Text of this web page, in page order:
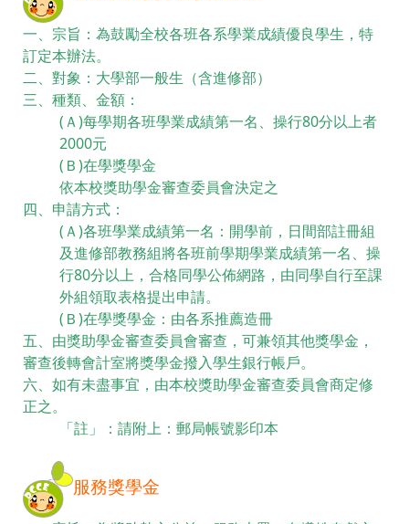
一、宗旨：為鼓勵全校各班各系學業成績優良學生，特
訂定本辦法。
二、對象：大學部一般生（含進修部）
三、種類、金額：
(Ａ)每學期各班學業成績第一名、操行80分以上者
2000元
(Ｂ)在學獎學金
依本校獎助學金審查委員會決定之
四、申請方式：
(Ａ)各班學業成績第一名：開學前，日間部註冊組
及進修部教務組將各班前學期學業成績第一名、操
行80分以上，合格同學公佈網路，由同學自行至課
外組領取表格提出申請。
(Ｂ)在學獎學金：由各系推薦造冊
五、由獎助學金審查委員會審查，可兼領其他獎學金，
審查後轉會計室將獎學金撥入學生銀行帳戶。
六、如有未盡事宜，由本校獎助學金審查委員會商定修
正之。
「註」：請附上：郵局帳號影印本
服務獎學金